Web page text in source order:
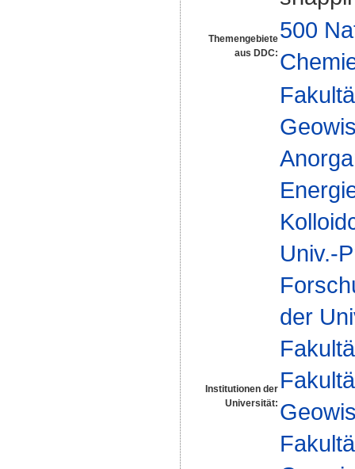
Themengebiete
aus DDC:
500
Institutionen der
Universität:
Univ.-
der